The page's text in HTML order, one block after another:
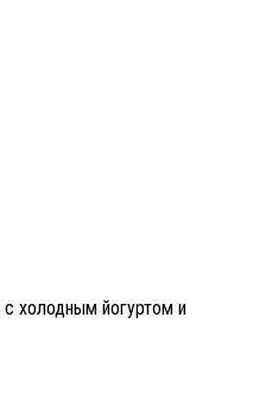
холодным йогуртом и